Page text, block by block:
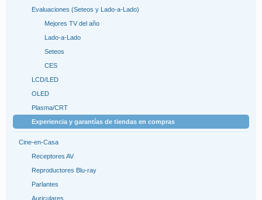
Evaluaciones (Seteos y Lado-a-Lado)
Mejores TV del año
Lado-a-Lado
Seteos
CES
LCD/LED
OLED
Plasma/CRT
Experiencia y garantías de tiendas en compras
Cine-en-Casa
Receptores AV
Reproductores Blu-ray
Parlantes
Auriculares